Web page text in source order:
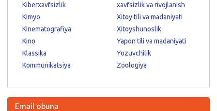
Kiberxavfsizlik
Kimyo
Kinematografiya
Kino
Klassika
Kommunikatsiya
xavfsizlik va rivojlanish
Xitoy tili va madaniyati
Xitoyshunoslik
Yapon tili va madaniyati
Yozuvchilik
Zoologiya
Email obuna